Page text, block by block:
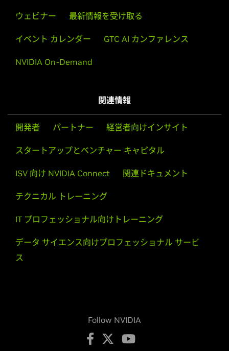
ウェビナー 最新情報を受け取る
イベント カレンダー GTC AI カンファレンス
NVIDIA On-Demand
関連情報
開発者 パートナー 経営者向けインサイト
スタートアップとベンチャー キャピタル
ISV 向け NVIDIA Connect 関連ドキュメント
テクニカル トレーニング
IT プロフェッショナル向けトレーニング
データ サイエンス向けプロフェッショナル サービ
ス
Follow NVIDIA